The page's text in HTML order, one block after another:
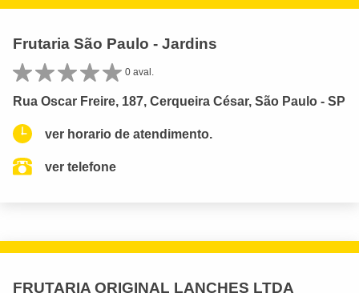
Frutaria São Paulo - Jardins
0 aval.
Rua Oscar Freire, 187, Cerqueira César, São Paulo - SP
ver horario de atendimento.
ver telefone
FRUTARIA ORIGINAL LANCHES LTDA